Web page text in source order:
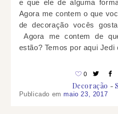
e que ele de alguma
Agora me contem o que
de decoração vocês
Agora me contem de
estão? Temos por aqui Jedi
0
Decoração
Publicado emmaio 23, 2017